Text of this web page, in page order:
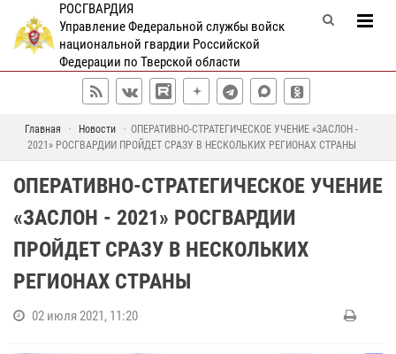
РОСГВАРДИЯ
Управление Федеральной службы войск
национальной гвардии Российской
Федерации по Тверской области
Главная Новости
ОПЕРАТИВНО-СТРАТЕГИЧЕСКОЕ УЧЕНИЕ «ЗАСЛОН -
2021» РОСГВАРДИИ ПРОЙДЕТ СРАЗУ В НЕСКОЛЬКИХ РЕГИОНАХ СТРАНЫ
ОПЕРАТИВНО-СТРАТЕГИЧЕСКОЕ УЧЕНИЕ
«ЗАСЛОН - 2021» РОСГВАРДИИ
ПРОЙДЕТ СРАЗУ В НЕСКОЛЬКИХ
РЕГИОНАХ СТРАНЫ
02 июля 2021, 11:20